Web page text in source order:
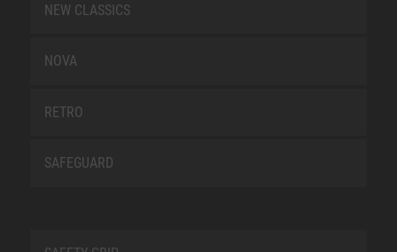
NEW CLASSICS
NOVA
RETRO
SAFEGUARD